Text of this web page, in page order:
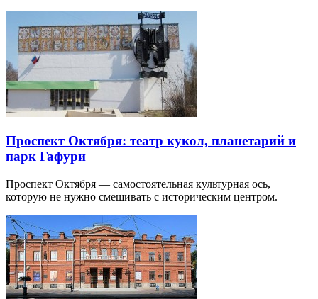
Проспект Октября: театр кукол, планетарий и
парк Гафури
Проспект Октября — самостоятельная культурная ось,
которую не нужно смешивать с историческим центром.